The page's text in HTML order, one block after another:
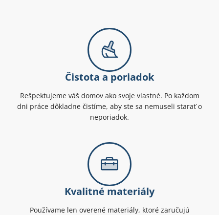
Čistota a poriadok
Rešpektujeme váš domov ako svoje vlastné. Po každom
dni práce dôkladne čistíme, aby ste sa nemuseli starať o
neporiadok.
Kvalitné materiály
Používame len overené materiály, ktoré zaručujú